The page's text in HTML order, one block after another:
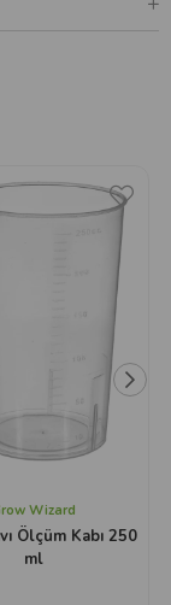
Wizard
Ölçüm Kabı 250
ml